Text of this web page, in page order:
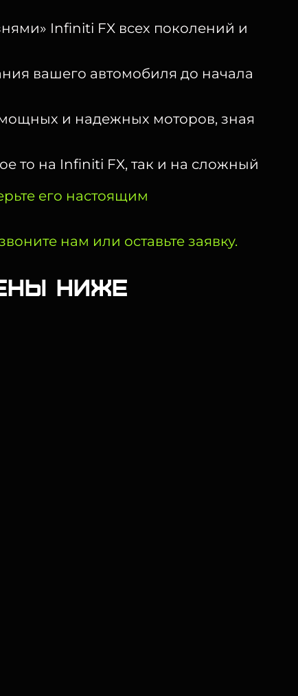
Infiniti FX всех поколений и
вашего автомобиля до начала
и надежных моторов, зная
то на Infiniti FX, так и на сложный
его настоящим
нам или оставьте заявку.
ниже